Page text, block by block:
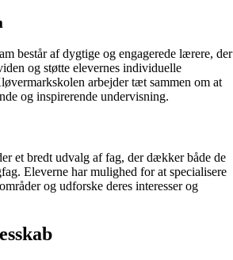
består af dygtige og engagerede lærere, der
og støtte elevernes individuelle
arbejder tæt sammen om at
og inspirerende undervisning.
et bredt udvalg af fag, der dækker både de
Eleverne har mulighed for at specialisere
og udforske deres interesser og